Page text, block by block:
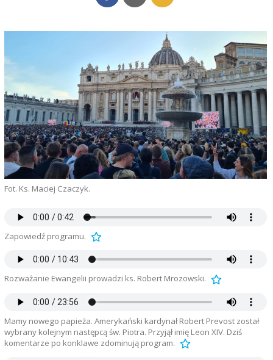
Fot. Ks. Maciej Czaczyk.
Zapowiedź programu.
Rozważanie Ewangelii prowadzi ks. Robert Mrozowski.
Mamy nowego papieża. Amerykański kardynał Robert Prevost został
wybrany kolejnym następcą św. Piotra. Przyjął imię Leon XIV. Dziś
komentarze po konklawe zdominują program.